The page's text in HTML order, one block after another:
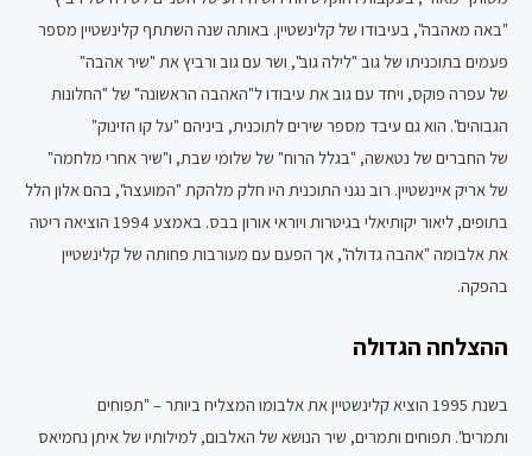
"באה מאהבה", בעיבודו של קלינשטיין. באותה שנה השתתף קלינשטיין מספר
פעמים בתוכניתו של גוב "לילה גוב", ושר עם גוב ורביץ את "שיר אהבה"
של עפרה פוקס, ויחד עם גוב את עיבודו ל"האהבה הראשונה" של "החלונות
הגבוהים". הוא גם עיבד מספר שירים לתוכנית, ביניהם "על קו הזינוק"
של החברים של נטאשה, "בגלל הרוח" של שלומי שבת, ו"שיר אחרי מלחמה"
של אריק איינשטיין. רוב נגני התוכנית היו חלק מלהקת "המועצה", בהם אלון הלל
בתופים, ליאור יקותיאלי בגיטרות ויוראי אורון בבס. באמצע 1994 הוציאה ריטה
את אלבומה "אהבה גדולה", אך הפעם עם מעורבות פחותה של קלינשטיין
בהפקה.
ההצלחה הגדולה
בשנת 1995 הוציא קלינשטיין את אלבומו המצליח ביותר – "תפוחים
ותמרים". תפוחים ותמרים, שיר הנושא של האלבום, למילותיו של איתן נחמיאס